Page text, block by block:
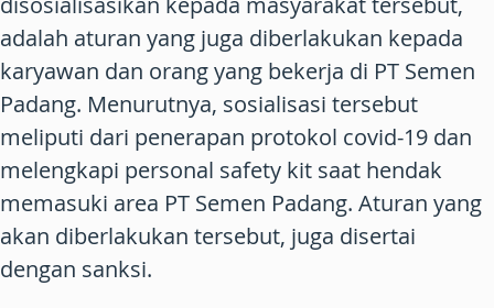
adalah aturan yang juga diberlakukan kepada
karyawan dan orang yang bekerja di PT Semen
Padang. Menurutnya, sosialisasi tersebut
meliputi dari penerapan protokol covid-19 dan
melengkapi personal safety kit saat hendak
memasuki area PT Semen Padang. Aturan yang
akan diberlakukan tersebut, juga disertai
dengan sanksi.